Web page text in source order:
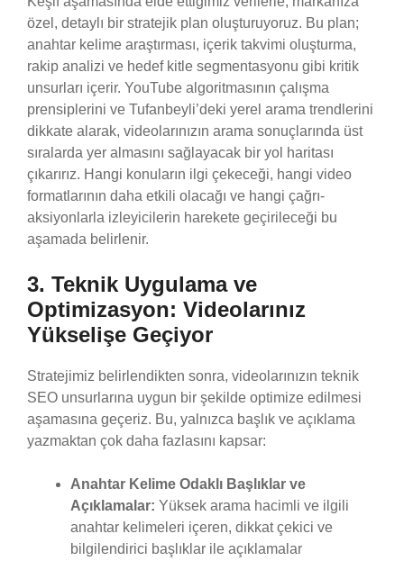
özel, detaylı bir stratejik plan oluşturuyoruz. Bu plan;
anahtar kelime araştırması, içerik takvimi oluşturma,
rakip analizi ve hedef kitle segmentasyonu gibi kritik
unsurları içerir. YouTube algoritmasının çalışma
prensiplerini ve Tufanbeyli’deki yerel arama trendlerini
dikkate alarak, videolarınızın arama sonuçlarında üst
sıralarda yer almasını sağlayacak bir yol haritası
çıkarırız. Hangi konuların ilgi çekeceği, hangi video
formatlarının daha etkili olacağı ve hangi çağrı-
aksiyonlarla izleyicilerin harekete geçirileceği bu
aşamada belirlenir.
3. Teknik Uygulama ve
Optimizasyon: Videolarınız
Yükselişe Geçiyor
Stratejimiz belirlendikten sonra, videolarınızın teknik
SEO unsurlarına uygun bir şekilde optimize edilmesi
aşamasına geçeriz. Bu, yalnızca başlık ve açıklama
yazmaktan çok daha fazlasını kapsar:
Anahtar Kelime Odaklı Başlıklar ve
Açıklamalar: Yüksek arama hacimli ve ilgili
anahtar kelimeleri içeren, dikkat çekici ve
bilgilendirici başlıklar ile açıklamalar